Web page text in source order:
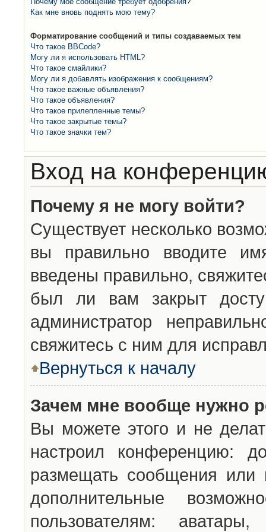
Как мне вновь поднять мою тему?
Форматирование сообщений и типы создаваемых тем
Что такое BBCode?
Могу ли я использовать HTML?
Что такое смайлики?
Могу ли я добавлять изображения к сообщениям?
Что такое важные объявления?
Что такое объявления?
Что такое прилепленные темы?
Что такое закрытые темы?
Что такое значки тем?
Вход на
Почему я не могу войти?
Существует несколько
вы правильно вводите
введены правильно,
был ли вам закрыт
администратор
свяжитесь с ним для
Вернуться к началу
Зачем мне вообще нужно
Вы можете этого и не
настроил конференцию:
размещать сообщения или
дополнительные
пользователям: